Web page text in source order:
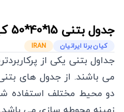
جدول بتنی 15*40*50
کیان برنا ایرانیان IRAN
جداول بتنی یکی از
می باشند. از جدول های
دو محیط مختلف استفاده